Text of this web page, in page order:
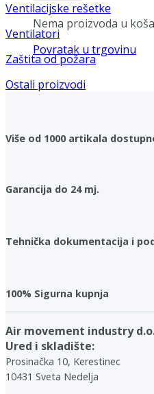
Nema proizvoda u
Povratak u trgovinu
Ventilacijske rešetke
Ventilatori
Zaštita od požara
Ostali proizvodi
Više od 1000 artikala
Garancija do 24 mj.
Tehnička dokumentacija i
100% Sigurna kupnja
Air movement industry
Ured i skladište:
Prosinačka 10, Kerestinec
10431 Sveta Nedelja